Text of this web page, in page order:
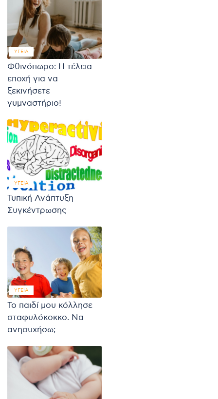
ΥΓΕΊΑ
Φθινόπωρο: Η τέλεια
εποχή για να
ξεκινήσετε
γυμναστήριο!
ΥΓΕΊΑ
Τυπική Ανάπτυξη
Συγκέντρωσης
ΥΓΕΊΑ
Το παιδί μου κόλλησε
σταφυλόκοκκο. Να
ανησυχήσω;